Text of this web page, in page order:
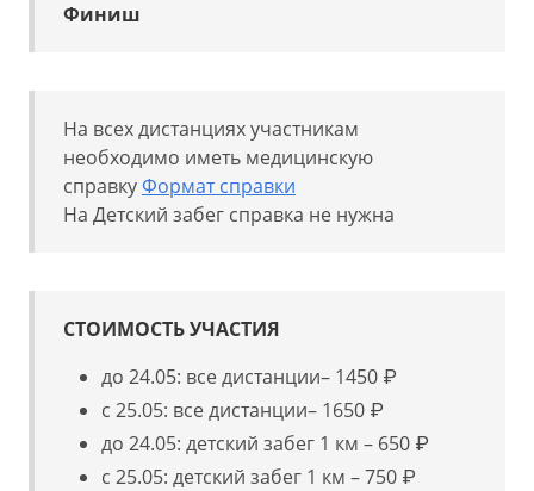
Финиш
На всех дистанциях участникам
необходимо иметь медицинскую
справкуФормат справки
На Детский забег справка не нужна
СТОИМОСТЬ УЧАСТИЯ
до 24.05: все дистанции– 1450 ₽
с 25.05: все дистанции– 1650 ₽
до 24.05: детский забег 1 км – 650 ₽
с 25.05: детский забег 1 км – 750 ₽